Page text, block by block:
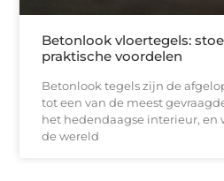
Betonlook vloertegels:
praktische voordelen
Betonlook tegels zijn de
tot een van de meest
het hedendaagse interieur, en
de wereld